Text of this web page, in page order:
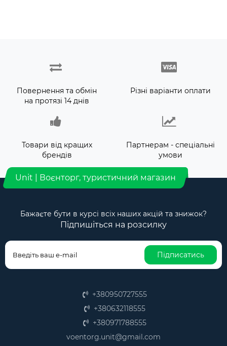
Повернення та обмін
на протязі 14 днів
Різні варіанти оплати
Товари від кращих
брендів
Партнерам - спеціальні
умови
Unit | Воєнторг, туристичний магазин
Бажаєте бути в курсі всіх наших акцій та знижок?
Підпишіться на розсилку
Підписатись
+380950727555
+380632118555
+380971788555
voentorg.unit@gmail.com